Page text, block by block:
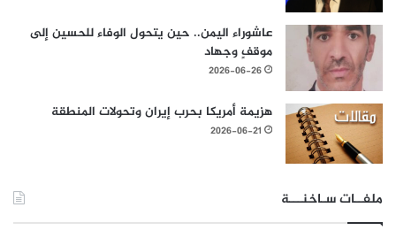
عاشوراء اليمن.. حين يتحول الوفاء للحسين إلى
موقفٍ وجهاد
2026-06-26
هزيمة أمريكا بحرب إيران وتحولات المنطقة
2026-06-21
ملفــات سـاخنـــة